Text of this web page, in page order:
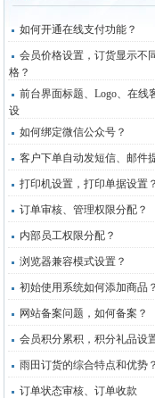
如何开通在线支付功能？
会员价格设置，订货显示不
格？
前台界面标题、Logo、在线
设
如何绑定微信公众号？
客户下单自动发短信、邮件
打印机设置，打印单据设置？
订单审核、管理权限分配？
内部员工权限分配？
浏览器兼容模式设置？
初始使用系统如何添加商品？
网站备案问题，如何备案？
会员积分累积，积分礼品设
雨田订货的综合特点和优势？
订单状态审核、订单收款